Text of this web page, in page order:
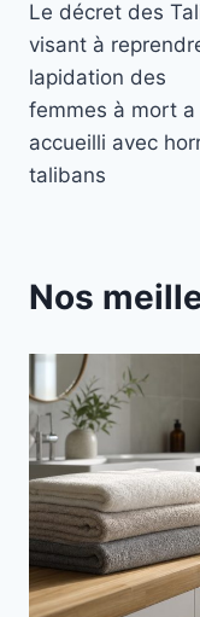
de
l’article
Le décret des
visant à
lapidation des
femmes à mort a
accueilli avec
talibans
Nos